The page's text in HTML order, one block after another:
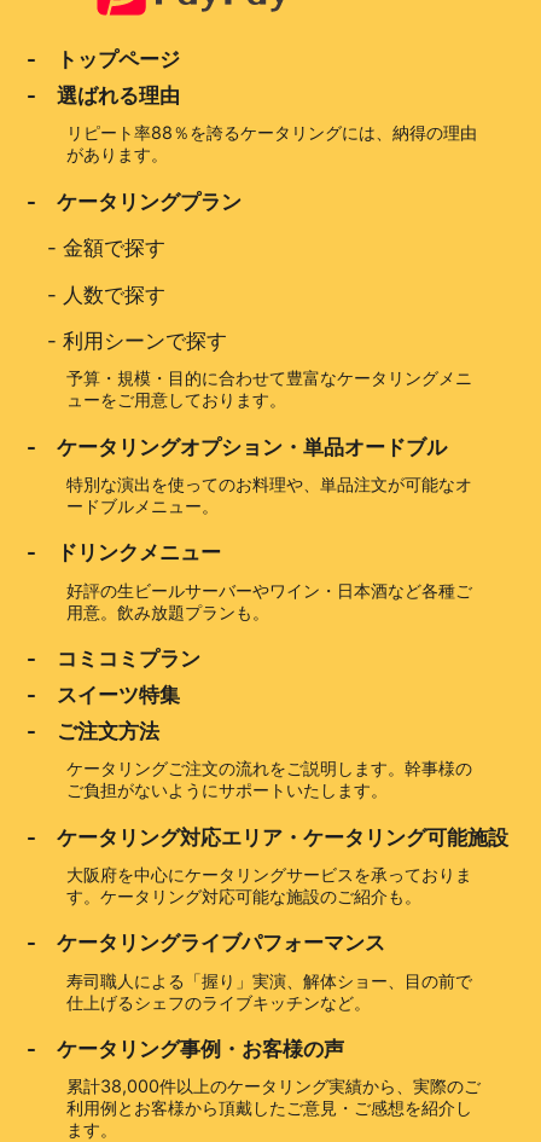
- トップページ
- 選ばれる理由
リピート率88％を誇るケータリングには、納得の理由
があります。
- ケータリングプラン
-金額で探す
- 人数で探す
-利用シーンで探す
予算・規模・目的に合わせて豊富なケータリングメニ
ューをご用意しております。
- ケータリングオプション・単品オードブル
特別な演出を使ってのお料理や、単品注文が可能なオ
ードブルメニュー。
- ドリンクメニュー
好評の生ビールサーバーやワイン・日本酒など各種ご
用意。飲み放題プランも。
- コミコミプラン
- スイーツ特集
- ご注文方法
ケータリングご注文の流れをご説明します。幹事様の
ご負担がないようにサポートいたします。
- ケータリング対応エリア・ケータリング可能施設
大阪府を中心にケータリングサービスを承っておりま
す。ケータリング対応可能な施設のご紹介も。
- ケータリングライブパフォーマンス
寿司職人による「握り」実演、解体ショー、目の前で
仕上げるシェフのライブキッチンなど。
- ケータリング事例・お客様の声
累計38,000件以上のケータリング実績から、実際のご
利用例とお客様から頂戴したご意見・ご感想を紹介し
ます。